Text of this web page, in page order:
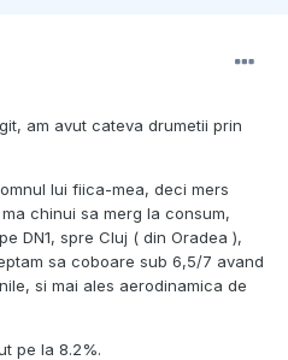
am avut cateva drumetii prin
lui fiica-mea, deci mers
chinui sa merg la consum,
DN1, spre Cluj ( din Oradea ),
sa coboare sub 6,5/7 avand
si mai ales aerodinamica de
pe la 8.2%.